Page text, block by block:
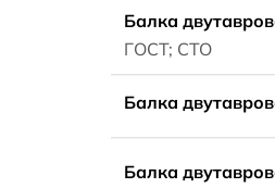
Балка
ГОСТ; СТО
Балка
Балка